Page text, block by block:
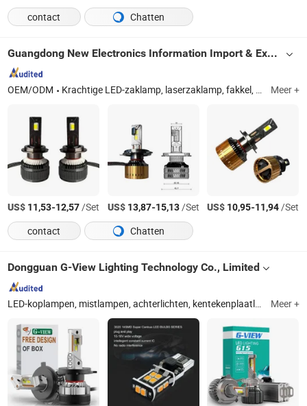
contact
Chatten
Guangdong New Electronics Information Import & Export Ltd
OEM/ODM Krachtige LED-zaklamp, laserzaklamp, fakkel, automatische LED-koplamp, hologram, bureaulamp, draagbaar oplaadbaar energiecentrum, LED-display, LED-chip, LED-plafondlamp Meer +
US$ 11,53-12,57/Set US$ 13,87-15,13/Set US$ 10,95-11,94/Set
contact
Chatten
Dongguan G-View Lighting Technology Co., Limited
LED-koplampen, mistlampen, achterlichten, kentekenplaatlampen, leeslampen, achterlichten, remlichten, LED-projectorkoplampen, achtermistlampen, richtingaanwijzers Meer +